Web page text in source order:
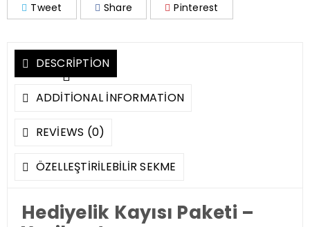
Tweet Share Pinterest
DESCRIPTION
ADDITIONAL INFORMATION
REVIEWS (0)
ÖZELLEŞTIRILEBILIR SEKME
Hediyelik Kayısı Paketi –